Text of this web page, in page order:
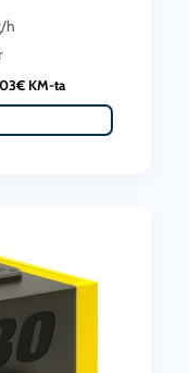
h
€KM-ta